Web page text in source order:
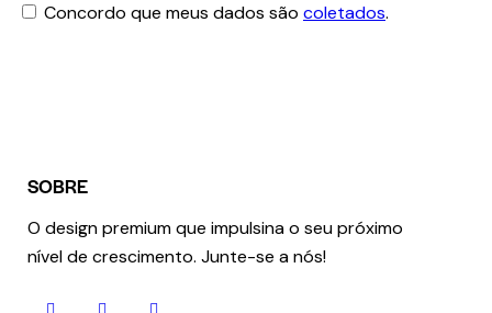
Concordo que meus dados são coletados.
SOBRE
O design premium que impulsina o seu próximo
nível de crescimento. Junte-se a nós!